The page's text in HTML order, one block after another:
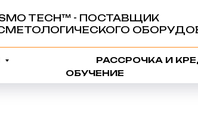
TECH™️ - ПОСТАВЩИК
РАССРОЧКА И
ОБУЧЕНИЕ